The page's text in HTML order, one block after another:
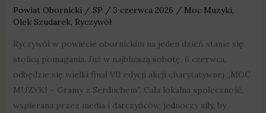
Powiat Obornicki/ SP / 3 czerwca 2026 / Moc Muzyki,
Olek Szudarek, Ryczywół
Ryczywół w powiecie obornickim na jeden dzień stanie się
stolicą pomagania. Już w najbliższą sobotę, 6 czerwca,
odbędzie się wielki finał VII edycji akcji charytatywnej „MOC
MUZYKI – Gramy z Serduchem”. Cała lokalna społeczność,
wspierana przez media i darczyńców, jednoczy siły, by